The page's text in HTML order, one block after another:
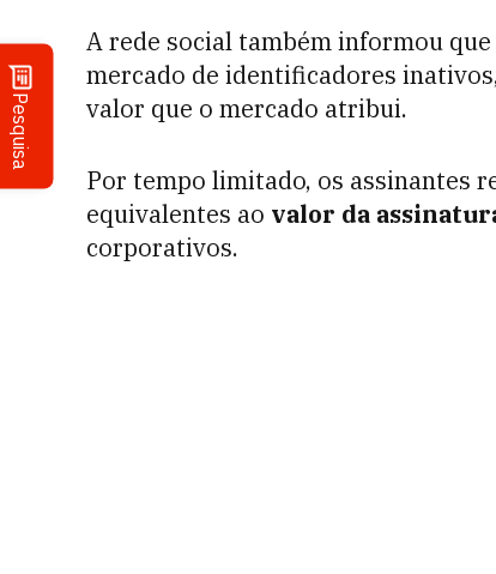
Pesquisa
A rede social também informou
mercado de identificadores
valor que o mercado atribui.
Por tempo limitado, os assinantes
equivalentes ao valor da
corporativos.